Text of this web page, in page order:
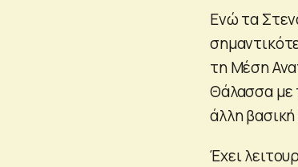
Ενώ τα
τη Μέση
Θάλασσα με
άλλη
Έχει